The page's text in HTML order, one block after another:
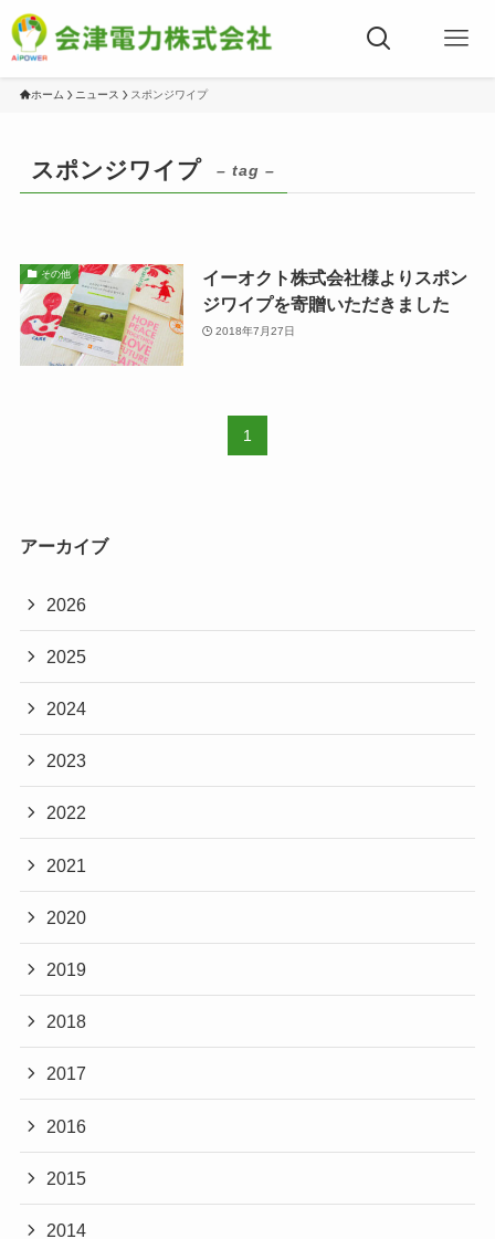
ホーム ニュース スポンジワイプ
スポンジワイプ – tag –
その他
イーオクト株式会社様よりスポン
ジワイプを寄贈いただきました
2018年7月27日
1
アーカイブ
2026
2025
2024
2023
2022
2021
2020
2019
2018
2017
2016
2015
2014